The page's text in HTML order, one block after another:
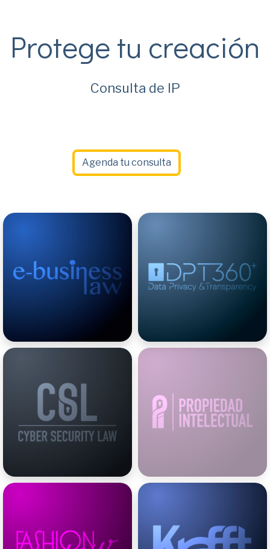
Protege tu creación
Consulta de IP
Agenda tu consulta